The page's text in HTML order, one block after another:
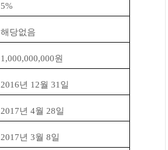
5%
해당없음
1,000,000,000원
2016년 12월 31 일
2017년 4월 28일
2017년 3월 8일